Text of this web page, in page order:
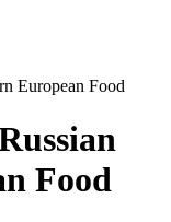
European Food
Food